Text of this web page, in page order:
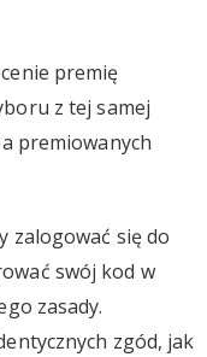
premię
z tej samej
premiowanych
zalogować się do
swój kod w
zasady.
zgód, jak